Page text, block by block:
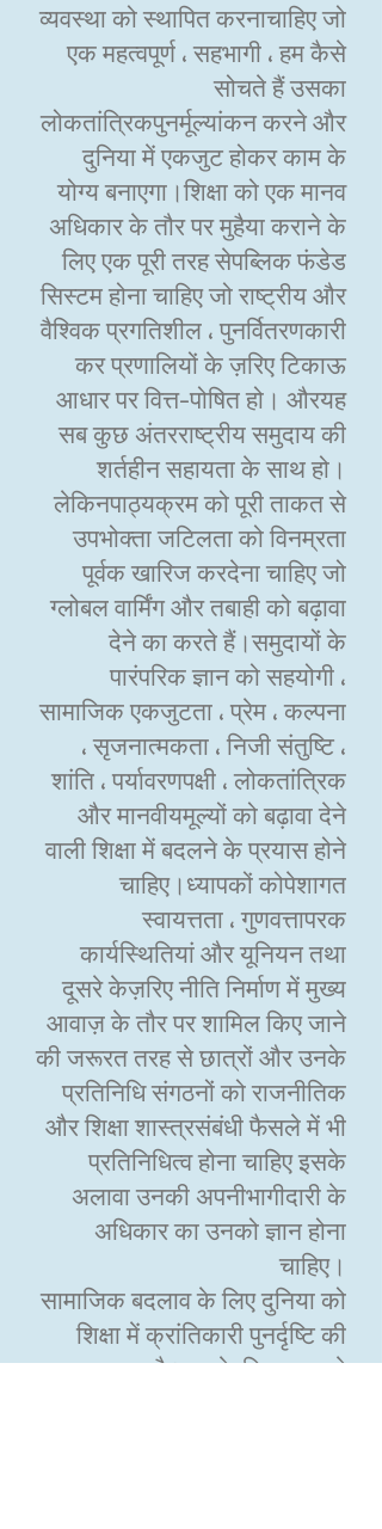
व्यवस्था को स्थापित करनाचाहिए जो
एक महत्वपूर्ण ، सहभागी ، हम कैसे
सोचते हैं उसका
लोकतांत्रिकपुनर्मूल्यांकन करने और
दुनिया में एकजुट होकर काम के
योग्य बनाएगा।शिक्षा को एक मानव
अधिकार के तौर पर मुहैया कराने के
लिए एक पूरी तरह सेपब्लिक फंडेड
सिस्टम होना चाहिए जो राष्ट्रीय और
वैश्विक प्रगतिशील ، पुनर्वितरणकारी
कर प्रणालियों के ज़रिए टिकाऊ
आधार पर वित्त-पोषित हो। औरयह
सब कुछ अंतरराष्ट्रीय समुदाय की
शर्तहीन सहायता के साथ हो।
लेकिनपाठ्यक्रम को पूरी ताकत से
उपभोक्ता जटिलता को विनम्रता
पूर्वक खारिज करदेना चाहिए जो
ग्लोबल वार्मिंग और तबाही को बढ़ावा
देने का करते हैं।समुदायों के
पारंपरिक ज्ञान को सहयोगी ،
सामाजिक एकजुटता ، प्रेम ، कल्पना
، सृजनात्मकता ، निजी संतुष्टि ،
शांति ، पर्यावरणपक्षी ، लोकतांत्रिक
और मानवीयमूल्यों को बढ़ावा देने
वाली शिक्षा में बदलने के प्रयास होने
चाहिए।ध्यापकों कोपेशागत
स्वायत्तता ، गुणवत्तापरक
कार्यस्थितियां और यूनियन तथा
दूसरे केज़रिए नीति निर्माण में मुख्य
आवाज़ के तौर पर शामिल किए जाने
की जरूरत तरह से छात्रों और उनके
प्रतिनिधि संगठनों को राजनीतिक
और शिक्षा शास्त्रसंबंधी फैसले में भी
प्रतिनिधित्व होना चाहिए इसके
अलावा उनकी अपनीभागीदारी के
अधिकार का उनको ज्ञान होना
चाहिए।
सामाजिक बदलाव के लिए दुनिया को
शिक्षा में क्रांतिकारी पुनर्दृष्टि की
जरूरत है। इसके लिए एक नये